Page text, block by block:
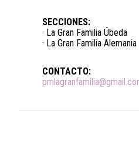
SECCIONES:
· La Gran Familia Úbeda
· La Gran Familia Alemania
CONTACTO: